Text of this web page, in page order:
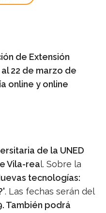
de Extensión
22 de marzo de
online y online
de la UNED
Vila-real. Sobre la
tecnologías:
. Las fechas serán del
También podrá